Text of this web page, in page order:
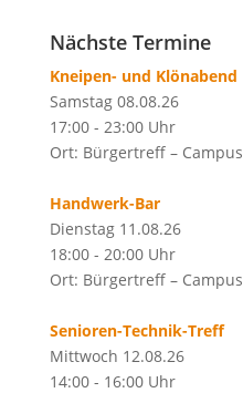
Nächste Termine
Kneipen- und Klönabend
Samstag 08.08.26
17:00 - 23:00 Uhr
Ort: Bürgertreff – Campus
Handwerk-Bar
Dienstag 11.08.26
18:00 - 20:00 Uhr
Ort: Bürgertreff – Campus
Senioren-Technik-Treff
Mittwoch 12.08.26
14:00 - 16:00 Uhr